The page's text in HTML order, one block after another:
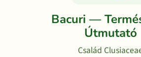
Bacuri —
Útmutató
Család